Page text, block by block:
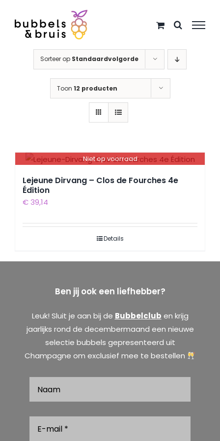
naar
Sorteer op Standaardvolgorde
Toon 12 producten
Niet op voorraad
Lejeune Dirvang – Clos de Fourches 4e
Édition
€ 39,14
Details
Ben jij ook een liefhebber?
Leuk! Sluit je aan bij de Bubbelclub en krijg
jaarlijks rond de decembermaand een nieuwe
selectie bubbels gepresenteerd uit
Champagne om exclusief mee te bestellen